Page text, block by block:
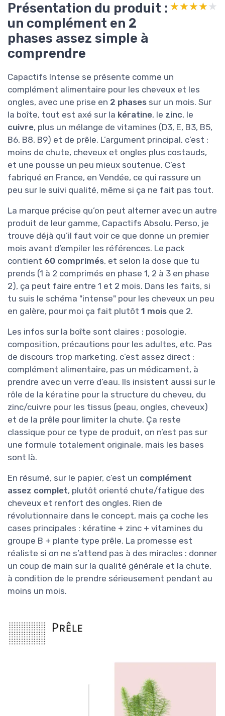
Présentation du produit :
un complément en 2
phases assez simple à
comprendre
★★★★★
★★★★★
Capactifs Intense se présente comme un
complément alimentaire pour les cheveux et les
ongles, avec une prise en 2 phases sur un mois. Sur
la boîte, tout est axé sur la kératine, le zinc, le
cuivre, plus un mélange de vitamines (D3, E, B3, B5,
B6, B8, B9) et de prêle. L’argument principal, c’est :
moins de chute, cheveux et ongles plus costauds,
et une pousse un peu mieux soutenue. C’est
fabriqué en France, en Vendée, ce qui rassure un
peu sur le suivi qualité, même si ça ne fait pas tout.
La marque précise qu’on peut alterner avec un autre
produit de leur gamme, Capactifs Absolu. Perso, je
trouve déjà qu’il faut voir ce que donne un premier
mois avant d’empiler les références. Le pack
contient 60 comprimés, et selon la dose que tu
prends (1 à 2 comprimés en phase 1, 2 à 3 en phase
2), ça peut faire entre 1 et 2 mois. Dans les faits, si
tu suis le schéma "intense" pour les cheveux un peu
en galère, pour moi ça fait plutôt 1 mois que 2.
Les infos sur la boîte sont claires : posologie,
composition, précautions pour les adultes, etc. Pas
de discours trop marketing, c’est assez direct :
complément alimentaire, pas un médicament, à
prendre avec un verre d’eau. Ils insistent aussi sur le
rôle de la kératine pour la structure du cheveu, du
zinc/cuivre pour les tissus (peau, ongles, cheveux)
et de la prêle pour limiter la chute. Ça reste
classique pour ce type de produit, on n’est pas sur
une formule totalement originale, mais les bases
sont là.
En résumé, sur le papier, c’est un complément
assez complet, plutôt orienté chute/fatigue des
cheveux et renfort des ongles. Rien de
révolutionnaire dans le concept, mais ça coche les
cases principales : kératine + zinc + vitamines du
groupe B + plante type prêle. La promesse est
réaliste si on ne s’attend pas à des miracles : donner
un coup de main sur la qualité générale et la chute,
à condition de le prendre sérieusement pendant au
moins un mois.